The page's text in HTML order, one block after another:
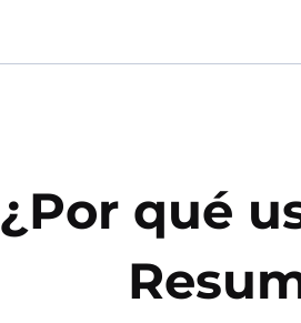
¿Por qué